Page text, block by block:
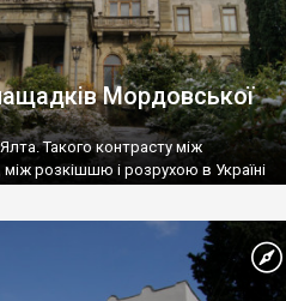
Мордовської
Такого контрасту між
між розкішшю і розрухою в Україні